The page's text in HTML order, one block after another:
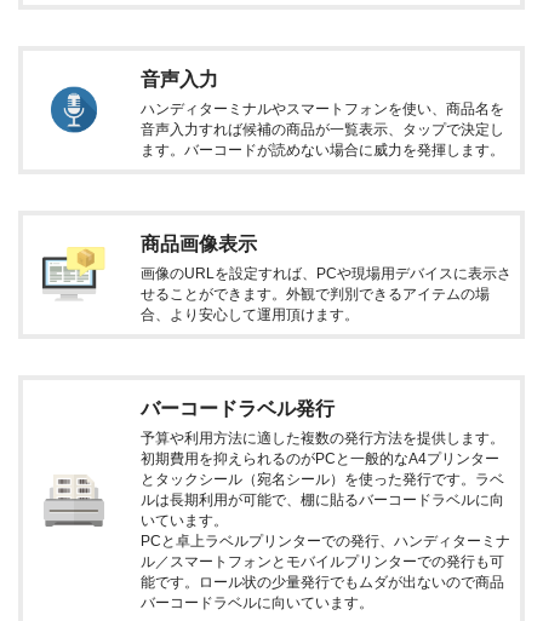
音声入力
ハンディターミナルやスマートフォンを使い、商品名を
音声入力すれば候補の商品が一覧表示、タップで決定し
ます。バーコードが読めない場合に威力を発揮します。
商品画像表示
画像のURLを設定すれば、PCや現場用デバイスに表示さ
せることができます。外観で判別できるアイテムの場
合、より安心して運用頂けます。
バーコードラベル発行
予算や利用方法に適した複数の発行方法を提供します。
初期費用を抑えられるのがPCと一般的なA4プリンター
とタックシール（宛名シール）を使った発行です。ラベ
ルは長期利用が可能で、棚に貼るバーコードラベルに向
いています。
PCと卓上ラベルプリンターでの発行、ハンディターミナ
ル／スマートフォンとモバイルプリンターでの発行も可
能です。ロール状の少量発行でもムダが出ないので商品
バーコードラベルに向いています。